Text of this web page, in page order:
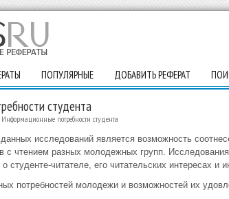
ПОПУЛЯРНЫЕ ДОБАВИТЬ РЕФЕРАТ
студента
Информационные потребности студента
исследований является возможность
с чтением разных молодежных групп.
студенте-читателе, его читательских интересах и
потребностей молодежи и возможностей их